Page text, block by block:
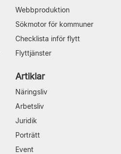
Webbproduktion
Sökmotor för kommuner
Checklista inför flytt
Flyttjänster
Artiklar
Näringsliv
Arbetsliv
Juridik
Porträtt
Event